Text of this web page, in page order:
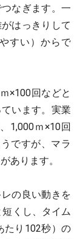
なぎます。一
はっきりして
すい）からで
×100回などと
います。実業
1,000ｍ×10回
ですが、マラ
あります。
の良い動きを
くし、タイム
たり102秒）の